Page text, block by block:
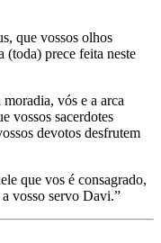
que vossos olhos
(toda) prece feita neste
vós e a arca
vossos sacerdotes
devotos desfrutem
que vos é consagrado,
vosso servo Davi.”